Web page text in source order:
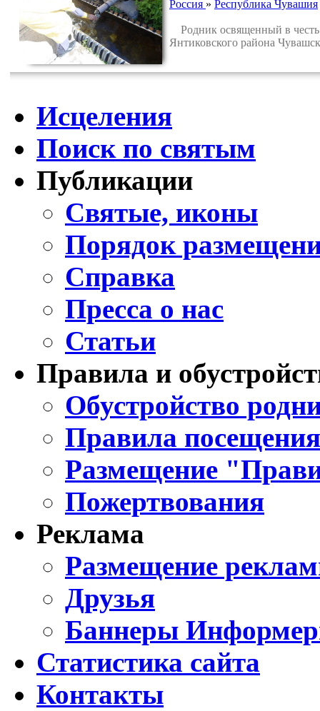
Россия » Республика Чувашия
Родник освященный в
Янтиковского района
Исцеления
Поиск по святым
Публикации
Святые, иконы
Порядок
Справка
Пресса о нас
Статьи
Правила и
Обустройство
Правила
Размещение
Пожертвования
Реклама
Размещение
Друзья
Баннеры
Статистика сайта
Контакты